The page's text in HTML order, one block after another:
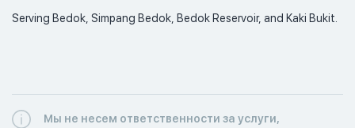
Serving Bedok, Simpang Bedok, Bedok Reservoir, and Kaki Bukit.
Мы не несем ответственности за услуги,